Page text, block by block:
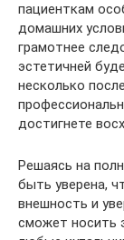
пациенткам
домашних
грамотнее
эстетичней
несколько
достигнете
Решаясь на
быть уверена,
внешность и
сможет носить